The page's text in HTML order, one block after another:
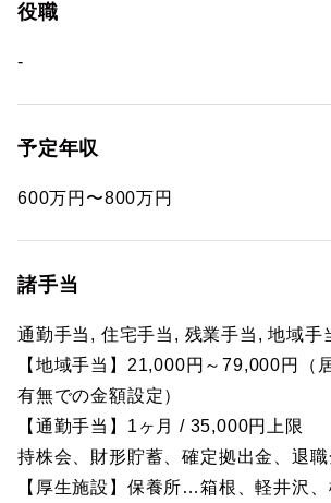
役職
-
予定年収
600万円〜800万円
諸手当
通勤手当, 住宅手当, 残業手当, 地域手
【地域手当】21,000円～79,000円（
有無での金額設定）
【通勤手当】1ヶ月 / 35,000円上限
持株会、財形貯蓄、確定拠出金、退
【厚生施設】保養所…箱根、軽井沢